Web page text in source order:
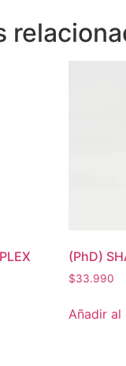
(PhD)
$33.990
Añadir al